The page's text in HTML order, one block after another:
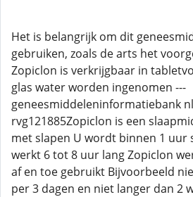
Het is belangrijk om dit
gebruiken, zoals de arts het
Zopiclon is verkrijgbaar in
glas water worden ingenomen ---
geneesmiddeleninformatiebank
rvg121885Zopiclon is een
met slapen U wordt binnen 1 uur
werkt 6 tot 8 uur lang Zopiclon
af en toe gebruikt Bijvoorbeeld
per 3 dagen en niet langer dan 2